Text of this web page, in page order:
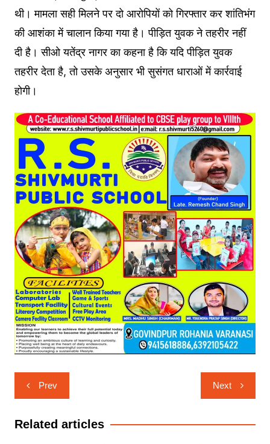
थी। मामला सही मिलने पर दो आरोपियों को गिरफ्तार कर शांतिभंग
की आशंका में चालान किया गया है। पीड़ित युवक ने तहरीर नहीं
दी है। सीओ यतेंद्र नागर का कहना है कि यदि पीड़ित युवक
तहरीर देता है, तो उसके अनुसार भी सुसंगत धाराओं में कार्रवाई
होगी।
Post
navigation
Prev Next
Related articles